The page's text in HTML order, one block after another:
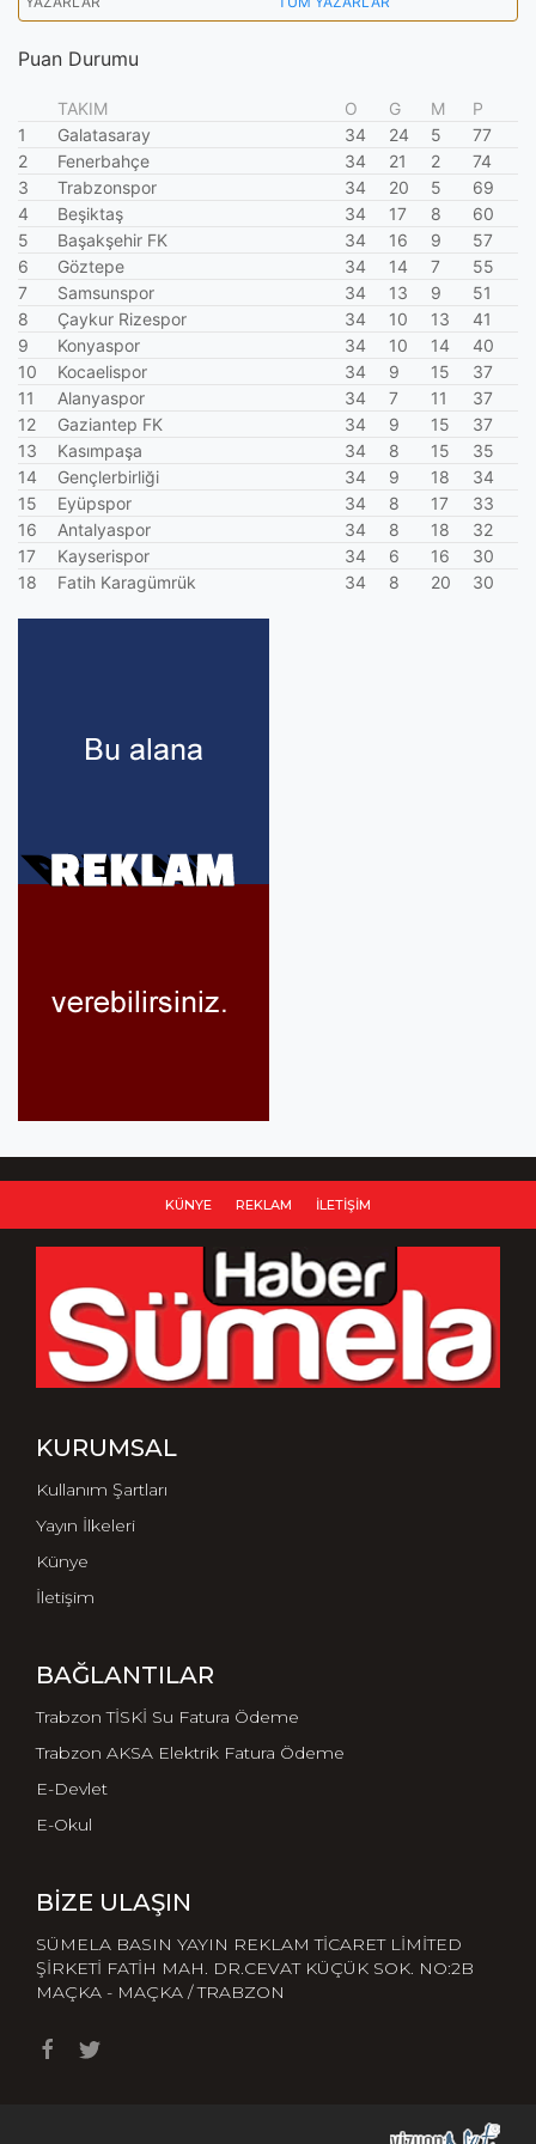
Puan Durumu
TAKIM O G M
P
1
Galatasaray 34 24 5
77
2
Fenerbahçe 34 21 2
74
3
Trabzonspor 34 20 5
69
4
Beşiktaş 34 17 8
60
5
Başakşehir FK 34 16 9
57
6
Göztepe 34 14 7
55
7
Samsunspor 34 13 9
51
8
Çaykur Rizespor 34 10 13
41
9
Konyaspor 34 10 14
40
10
Kocaelispor 34 9 15
37
11
Alanyaspor 34 7 11
37
12
Gaziantep FK 34 9 15
37
13
Kasımpaşa 34 8 15
35
14
Gençlerbirliği 34 9 18
34
15
Eyüpspor 34 8 17
33
16
Antalyaspor 34 8 18
32
17
Kayserispor 34 6 16
30
18
Fatih Karagümrük 34 8 20 30
KÜNYE REKLAM İLETIŞIM
KURUMSAL
Kullanım Şartları
Yayın İlkeleri
Künye
İletişim
BAĞLANTILAR
Trabzon TİSKİ Su Fatura Ödeme
Trabzon AKSA Elektrik Fatura Ödeme
E-Devlet
E-Okul
BIZE ULAŞIN
SÜMELA BASIN YAYIN REKLAM TİCARET LİMİTED
ŞİRKETİ FATİH MAH. DR.CEVAT KÜÇÜK SOK. NO:2B
MAÇKA - MAÇKA / TRABZON